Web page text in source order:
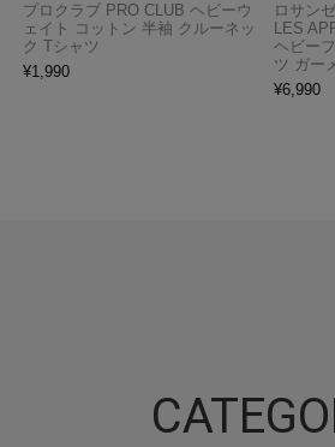
プロクラブ PRO CLUB ヘビーウ
ェイト コットン 半袖 クルーネッ
ク Tシャツ
¥1,990
ロサン
LES
ヘビー
ツ ガー
¥6,990